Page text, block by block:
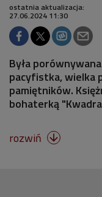
ostatnia aktualizacja:
27.06.2024 11:30
Była
pacyfistka, wielka
pamiętników.
bohaterką
rozwiń 